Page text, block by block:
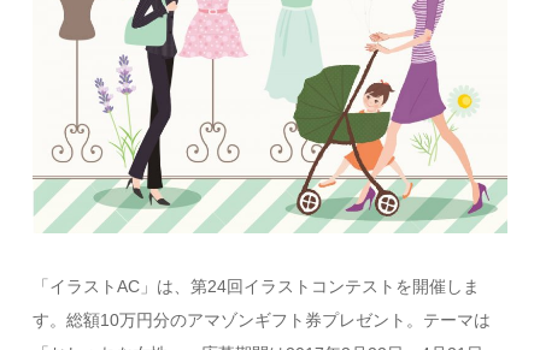
「イラストAC」は、第24回イラストコンテストを開催しま
す。総額10万円分のアマゾンギフト券プレゼント。テーマは